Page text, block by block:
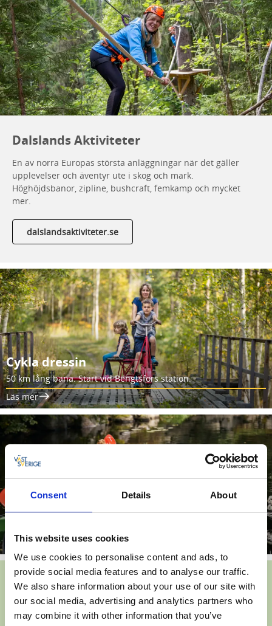
Consent Details About
This website uses cookies
We use cookies to personalise content and ads, to
provide social media features and to analyse our traffic.
We also share information about your use of our site with
our social media, advertising and analytics partners who
may combine it with other information that you’ve
Dalslands Aktiviteter
En av norra Europas största anläggningar när det gäller
upplevelser och äventyr ute i skog och mark.
Höghöjdsbanor, zipline, bushcraft, femkamp och mycket
mer.
dalslandsaktiviteter.se
Cykla dressin
50 km lång bana. Start vid Bengtsfors station.
Läs mer
Alcatraz
Läs mer